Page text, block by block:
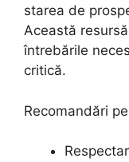
starea de
Această
întrebările
critică.
Recomandări